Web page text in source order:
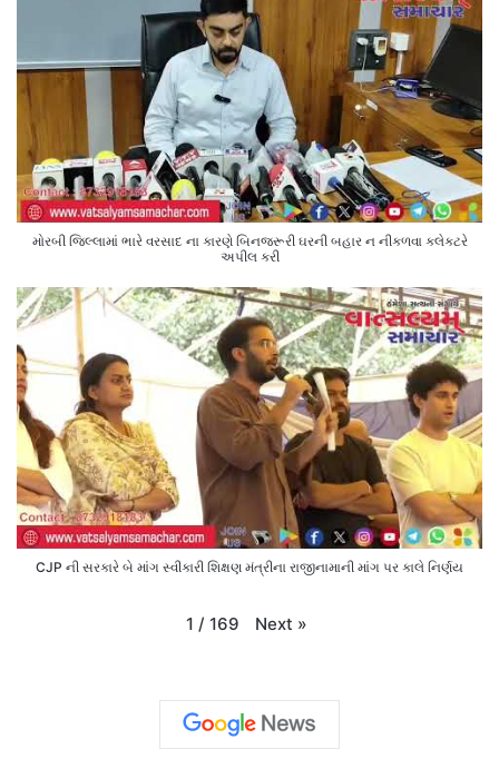
મોરબી જિલ્લામાં ભારે વરસાદ ના કારણે બિનજરૂરી ઘરની બહાર ન નીકળવા કલેક્ટરે
અપીલ કરી
CJP ની સરકારે બે માંગ સ્વીકારી શિક્ષણ મંત્રીના રાજીનામાની માંગ પર કાલે નિર્ણય
1 / 169 Next »